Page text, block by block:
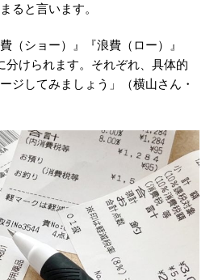
ると言います。
（ショー）』『浪費（ロー）』
分けられます。それぞれ、具体的
ジしてみましょう」（横山さん・